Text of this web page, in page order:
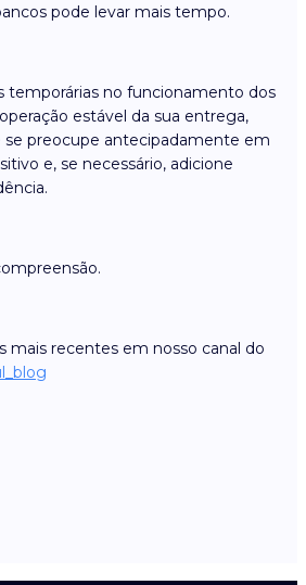
pode levar mais tempo.
temporárias no funcionamento dos
estável da sua entrega,
preocupe antecipadamente em
e, se necessário, adicione
mais recentes em nosso canal do